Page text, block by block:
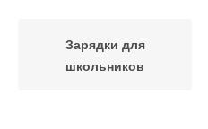
Зарядки для
школьников